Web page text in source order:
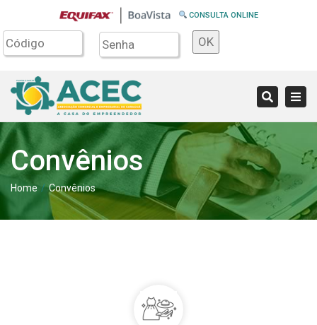
CONSULTA ONLINE
OK
Search
Convênios
Home Convênios